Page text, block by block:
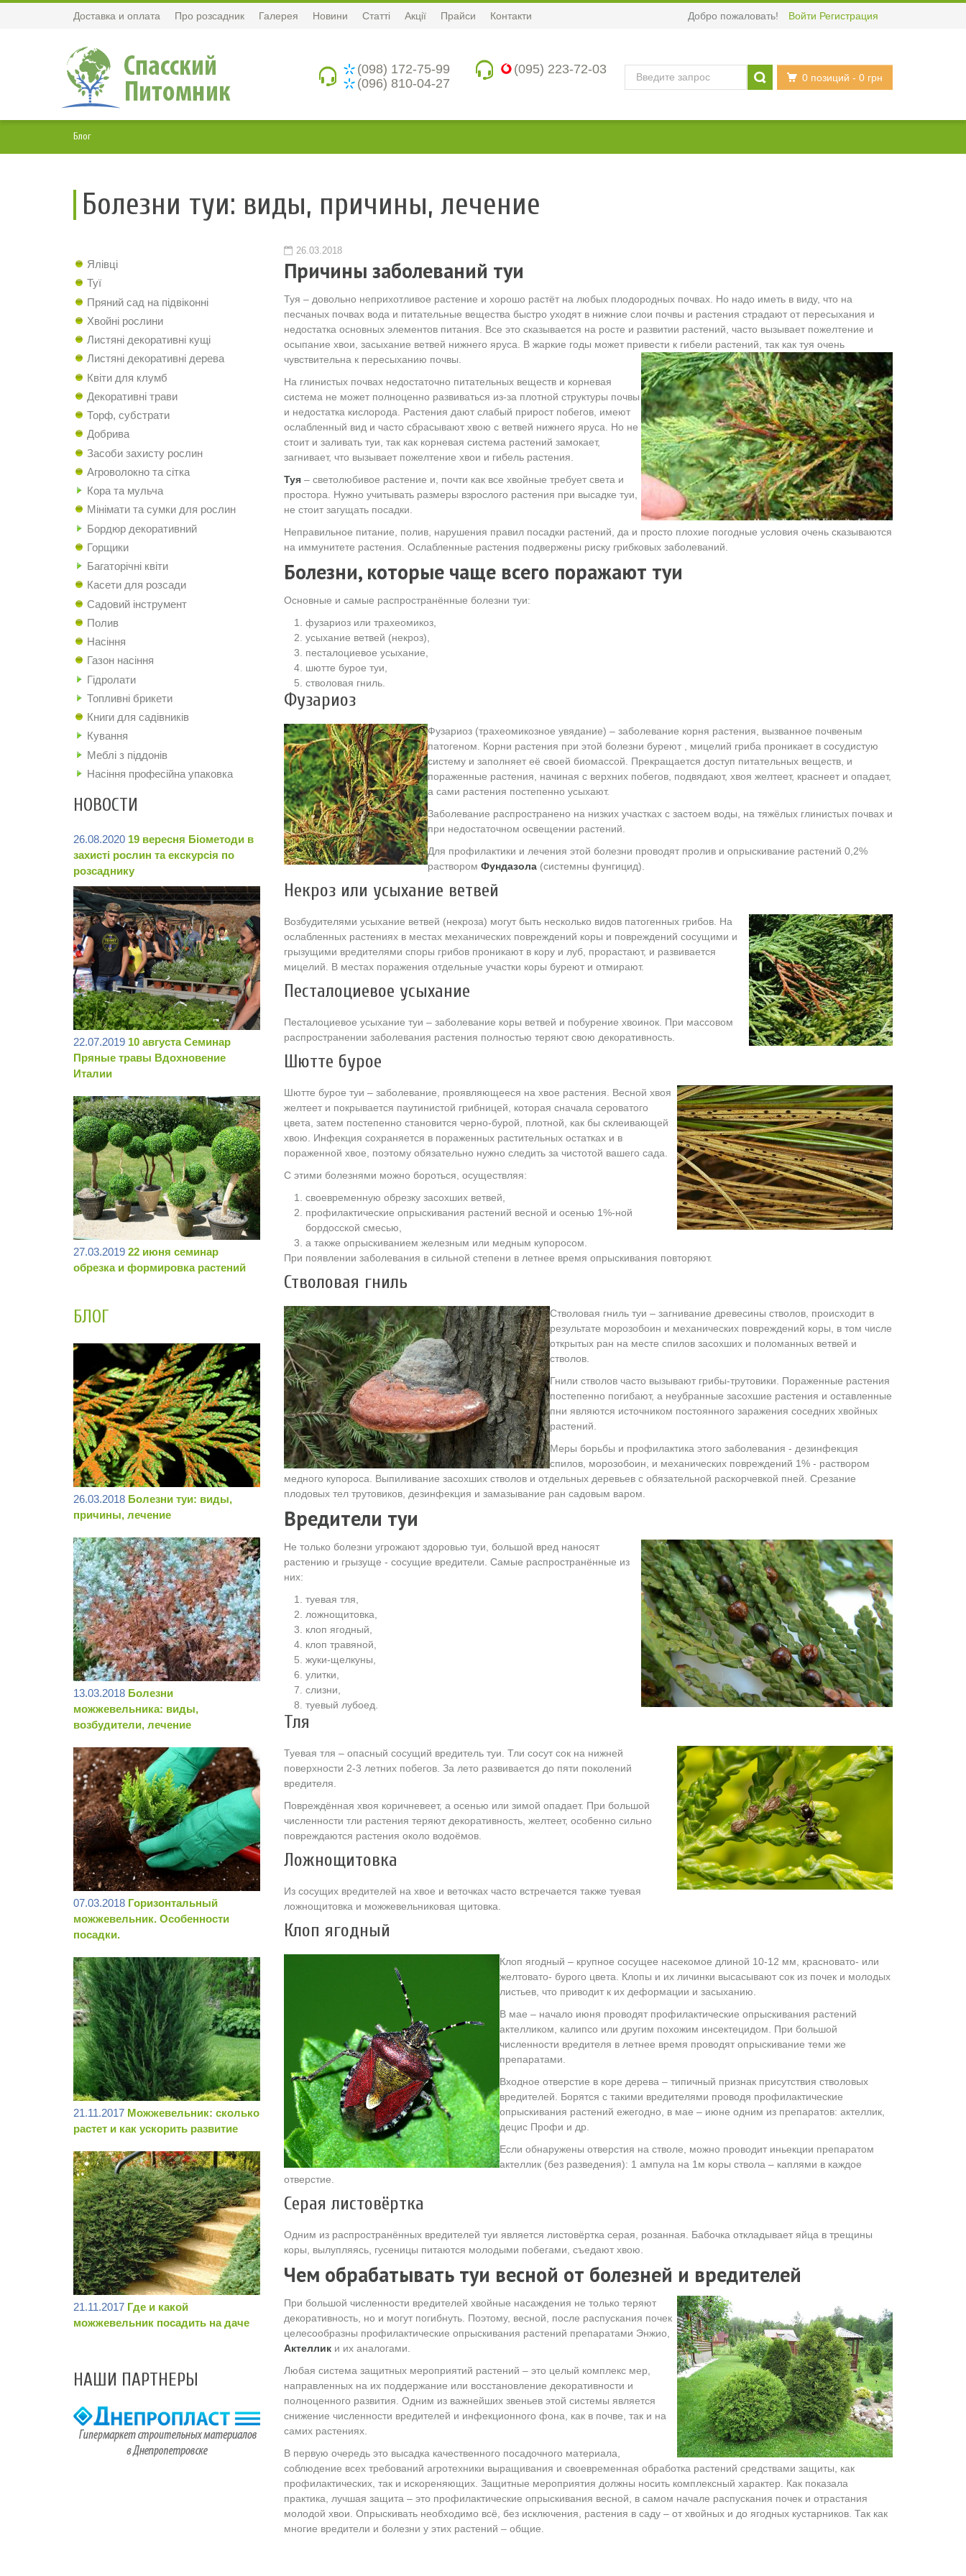
Доставка и оплата Про розсадник Галерея Новини Статті Акції Прайси Контакти Добро пожаловать! Войти Регистрация
0 позиций - 0 грн
(095) 223-72-03
(098) 172-75-99
(096) 810-04-27
Блог
Болезни туи: виды, причины, лечение
Ялівці
Туї
Пряний сад на підвіконні
Хвойні рослини
Листяні декоративні кущі
Листяні декоративні дерева
Квіти для клумб
Декоративні трави
Торф, субстрати
Добрива
Засоби захисту рослин
Агроволокно та сітка
Кора та мульча
Мінімати та сумки для рослин
Бордюр декоративний
Горщики
Багаторічні квіти
Касети для розсади
Садовий інструмент
Полив
Насіння
Газон насіння
Гідролати
Топливні брикети
Книги для садівників
Кування
Меблі з піддонів
Насіння професійна упаковка
НОВОСТИ
26.08.2020 19 вересня Біометоди в
захисті рослин та екскурсія по
розсаднику
22.07.2019 10 августа Семинар
Пряные травы Вдохновение
Италии
27.03.2019 22 июня семинар
обрезка и формировка растений
БЛОГ
26.03.2018 Болезни туи: виды,
причины, лечение
13.03.2018 Болезни
можжевельника: виды,
возбудители, лечение
07.03.2018 Горизонтальный
можжевельник. Особенности
посадки.
21.11.2017 Можжевельник: сколько
растет и как ускорить развитие
21.11.2017 Где и какой
можжевельник посадить на даче
НАШИ ПАРТНЕРЫ
26.03.2018
Причины заболеваний туи
Туя – довольно неприхотливое растение и хорошо растёт на любых плодородных почвах. Но надо иметь в виду, что на
песчаных почвах вода и питательные вещества быстро уходят в нижние слои почвы и растения страдают от пересыхания и
недостатка основных элементов питания. Все это сказывается на росте и развитии растений, часто вызывает пожелтение и
осыпание хвои, засыхание ветвей нижнего яруса. В жаркие годы может привести к гибели растений, так как туя очень
чувствительна к пересыханию почвы.
На глинистых почвах недостаточно питательных веществ и корневая
система не может полноценно развиваться из-за плотной структуры почвы
и недостатка кислорода. Растения дают слабый прирост побегов, имеют
ослабленный вид и часто сбрасывают хвою с ветвей нижнего яруса. Но не
стоит и заливать туи, так как корневая система растений замокает,
загнивает, что вызывает пожелтение хвои и гибель растения.
Туя– светолюбивое растение и, почти как все хвойные требует света и
простора. Нужно учитывать размеры взрослого растения при высадке туи,
не стоит загущать посадки.
Неправильное питание, полив, нарушения правил посадки растений, да и просто плохие погодные условия очень сказываются
на иммунитете растения. Ослабленные растения подвержены риску грибковых заболеваний.
Болезни, которые чаще всего поражают туи
Основные и самые распространённые болезни туи:
фузариоз или трахеомикоз,
усыхание ветвей (некроз),
песталоциевое усыхание,
шютте бурое туи,
стволовая гниль.
Фузариоз
Фузариоз (трахеомикозное увядание) – заболевание корня растения, вызванное почвеным
патогеном. Корни растения при этой болезни буреют , мицелий гриба проникает в сосудистую
систему и заполняет её своей биомассой. Прекращается доступ питательных веществ, и
пораженные растения, начиная с верхних побегов, подвядают, хвоя желтеет, краснеет и опадает,
а сами растения постепенно усыхают.
Заболевание распространено на низких участках с застоем воды, на тяжёлых глинистых почвах и
при недостаточном освещении растений.
Для профилактики и лечения этой болезни проводят пролив и опрыскивание растений 0,2%
раствором Фундазола(системны фунгицид).
Некроз или усыхание ветвей
Возбудителями усыхание ветвей (некроза) могут быть несколько видов патогенных грибов. На
ослабленных растениях в местах механических повреждений коры и повреждений сосущими и
грызущими вредителями споры грибов проникают в кору и луб, прорастают, и развивается
мицелий. В местах поражения отдельные участки коры буреют и отмирают.
Песталоциевое усыхание
Песталоциевое усыхание туи – заболевание коры ветвей и побурение хвоинок. При массовом
распространении заболевания растения полностью теряют свою декоративность.
Шютте бурое
Шютте бурое туи – заболевание, проявляющееся на хвое растения. Весной хвоя
желтеет и покрывается паутинистой грибницей, которая сначала сероватого
цвета, затем постепенно становится черно-бурой, плотной, как бы склеивающей
хвою. Инфекция сохраняется в пораженных растительных остатках и в
пораженной хвое, поэтому обязательно нужно следить за чистотой вашего сада.
С этими болезнями можно бороться, осуществляя:
своевременную обрезку засохших ветвей,
профилактические опрыскивания растений весной и осенью 1%-ной
бордосской смесью,
а также опрыскиванием железным или медным купоросом.
При появлении заболевания в сильной степени в летнее время опрыскивания повторяют.
Стволовая гниль
Стволовая гниль туи – загнивание древесины стволов, происходит в
результате морозобоин и механических повреждений коры, в том числе
открытых ран на месте спилов засохших и поломанных ветвей и
стволов.
Гнили стволов часто вызывают грибы-трутовики. Пораженные растения
постепенно погибают, а неубранные засохшие растения и оставленные
пни являются источником постоянного заражения соседних хвойных
растений.
Меры борьбы и профилактика этого заболевания - дезинфекция
спилов, морозобоин, и механических повреждений 1% - раствором
медного купороса. Выпиливание засохших стволов и отдельных деревьев с обязательной раскорчевкой пней. Срезание
плодовых тел трутовиков, дезинфекция и замазывание ран садовым варом.
Вредители туи
Не только болезни угрожают здоровью туи, большой вред наносят
растению и грызуще - сосущие вредители. Самые распространённые из
них:
туевая тля,
ложнощитовка,
клоп ягодный,
клоп травяной,
жуки-щелкуны,
улитки,
слизни,
туевый лубоед.
Тля
Туевая тля – опасный сосущий вредитель туи. Тли сосут сок на нижней
поверхности 2-3 летних побегов. За лето развивается до пяти поколений
вредителя.
Повреждённая хвоя коричневеет, а осенью или зимой опадает. При большой
численности тли растения теряют декоративность, желтеет, особенно сильно
повреждаются растения около водоёмов.
Ложнощитовка
Из сосущих вредителей на хвое и веточках часто встречается также туевая
ложнощитовка и можжевельниковая щитовка.
Клоп ягодный
Клоп ягодный – крупное сосущее насекомое длиной 10-12 мм, красновато- или
желтовато- бурого цвета. Клопы и их личинки высасывают сок из почек и молодых
листьев, что приводит к их деформации и засыханию.
В мае – начало июня проводят профилактические опрыскивания растений
актелликом, калипсо или другим похожим инсектецидом. При большой
численности вредителя в летнее время проводят опрыскивание теми же
препаратами.
Входное отверстие в коре дерева – типичный признак присутствия стволовых
вредителей. Борятся с такими вредителями проводя профилактические
опрыскивания растений ежегодно, в мае – июне одним из препаратов: актеллик,
децис Профи и др.
Если обнаружены отверстия на стволе, можно проводит иньекции препаратом
актеллик (без разведения): 1 ампула на 1м коры ствола – каплями в каждое
отверстие.
Серая листовёртка
Одним из распространённых вредителей туи является листовёртка серая, розанная. Бабочка откладывает яйца в трещины
коры, вылупляясь, гусеницы питаются молодыми побегами, съедают хвою.
Чем обрабатывать туи весной от болезней и вредителей
При большой численности вредителей хвойные насаждения не только теряют
декоративность, но и могут погибнуть. Поэтому, весной, после распускания почек
целесообразны профилактические опрыскивания растений препаратами Энжио,
Актеллики их аналогами.
Любая система защитных мероприятий растений – это целый комплекс мер,
направленных на их поддержание или восстановление декоративности и
полноценного развития. Одним из важнейших звеньев этой системы является
снижение численности вредителей и инфекционного фона, как в почве, так и на
самих растениях.
В первую очередь это высадка качественного посадочного материала,
соблюдение всех требований агротехники выращивания и своевременная обработка растений средствами защиты, как
профилактических, так и искореняющих. Защитные мероприятия должны носить комплексный характер. Как показала
практика, лучшая защита – это профилактические опрыскивания весной, в самом начале распускания почек и отрастания
молодой хвои. Опрыскивать необходимо всё, без исключения, растения в саду – от хвойных и до ягодных кустарников. Так как
многие вредители и болезни у этих растений – общие.